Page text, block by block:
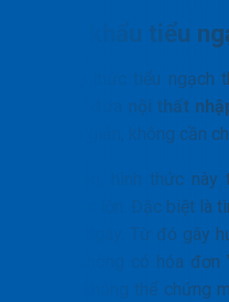
Nhập khẩu tiểu
Phương thức tiểu
nội thất
tục đơn giản, không cần
Tuy nhiên, hình thức
quốc cực lớn. Đặc biệt là
kho lâu ngày. Từ đó gây
ngạch không có hóa
nghiệp không thể chứng